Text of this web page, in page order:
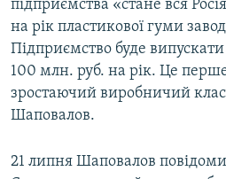
підприємства «стане вся
на рік пластикової гуми
Підприємство буде
100 млн. руб. на рік. Це
зростаючий виробничий
Шаповалов.
21 липня Шаповалов